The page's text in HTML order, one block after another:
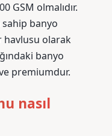
GSM olmalıdır.
sahip banyo
havlusu olarak
banyo
premiumdur.
nasıl